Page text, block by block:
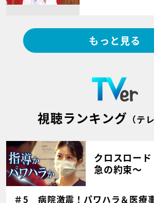
もっと見る
視聴ランキング （テ
クロスロー
急の約束～
＃5 病院激震！パワハラ＆医療